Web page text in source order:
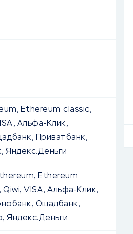
Ethereum classic,
Альфа-Клик,
Приватбанк,
Яндекс.Деньги
Ethereum
VISA, Альфа-Клик,
Ощадбанк,
Яндекс.Деньги